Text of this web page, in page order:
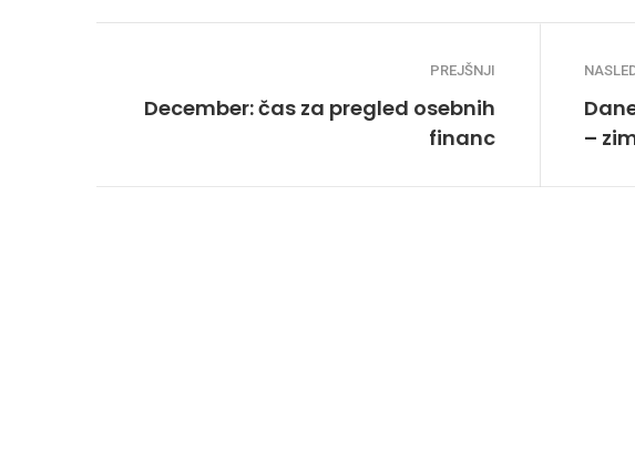
PREJŠNJI
December: čas za pregled osebnih
financ
–